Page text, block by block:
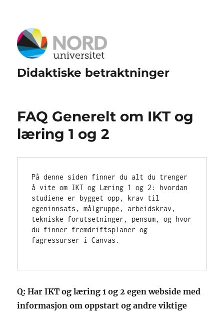
Didaktiske betraktninger
FAQ Generelt om IKT og
læring 1 og 2
På denne siden finner du alt du trenger
å vite om IKT og Læring 1 og 2: hvordan
studiene er bygget opp, krav til
egeninnsats, målgruppe, arbeidskrav,
tekniske forutsetninger, pensum, og hvor
du finner fremdriftsplaner og
fagressurser i Canvas.
Q: Har IKT og læring 1 og 2 egen webside med
informasjon om oppstart og andre viktige